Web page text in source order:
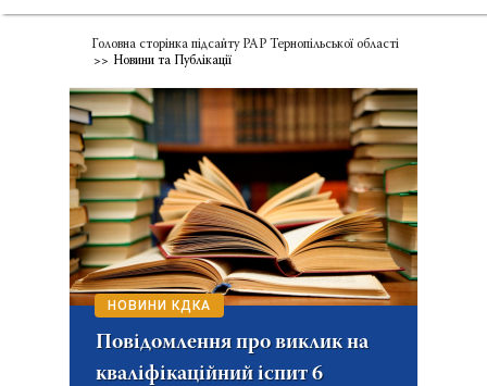
Головна сторінка підсайту РАР Тернопільської області
Новини та Публікації
НОВИНИ КДКА
Повідомлення про виклик на
кваліфікаційний іспит 6